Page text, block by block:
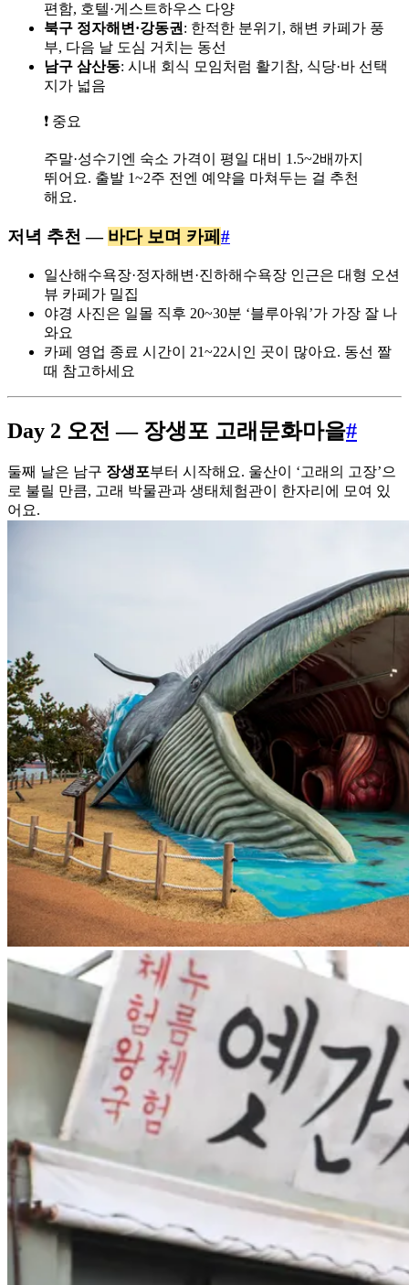
편함, 호텔·게스트하우스 다양
북구 정자해변·강동권 : 한적한 분위기, 해변 카페가 풍
부, 다음 날 도심 거치는 동선
남구 삼산동: 시내 회식 모임처럼 활기참, 식당·바 선택
지가 넓음
❗ 중요
주말·성수기엔 숙소 가격이 평일 대비 1.5~2배까지
뛰어요. 출발 1~2주 전엔 예약을 마쳐두는 걸 추천
해요.
저녁 추천 — 바다 보며 카페 #
일산해수욕장·정자해변·진하해수욕장 인근은 대형 오션
뷰 카페가 밀집
야경 사진은 일몰 직후 20~30분 ‘블루아워’가 가장 잘 나
와요
카페 영업 종료 시간이 21~22시인 곳이 많아요. 동선 짤
때 참고하세요
Day 2 오전 — 장생포 고래문화마을#
둘째 날은 남구 장생포부터 시작해요. 울산이 ‘고래의 고장’으
로 불릴 만큼, 고래 박물관과 생태체험관이 한자리에 모여 있
어요.